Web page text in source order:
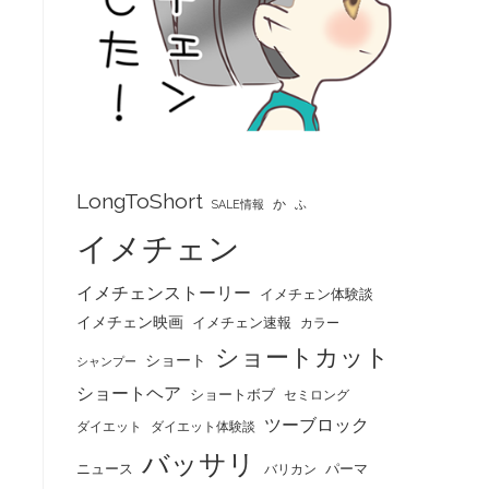
LongToShort SALE情報 か ふ
イメチェン
イメチェンストーリー イメチェン体験談
イメチェン映画 イメチェン速報 カラー
シャンプー ショート ショートカット
ショートヘア ショートボブ セミロング
ダイエット ダイエット体験談 ツーブロック
ニュース バッサリ バリカン パーマ